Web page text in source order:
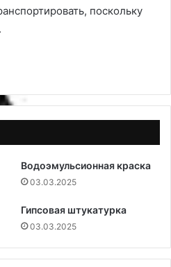
поскольку
Водоэмульсионная краска
03.03.2025
Гипсовая штукатурка
03.03.2025